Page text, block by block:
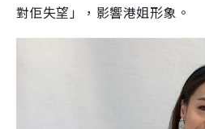
對佢失望」，影響港姐形象。